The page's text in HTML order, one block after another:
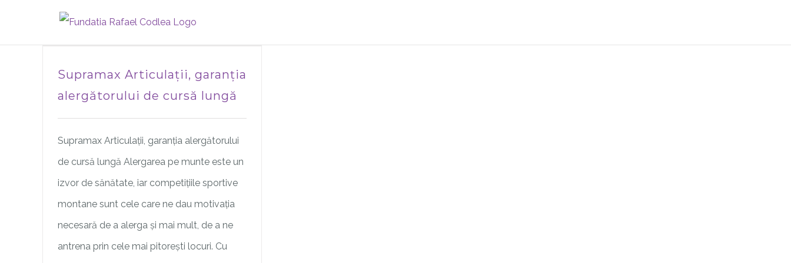
garanția alergătorului de
Supramax Articulații, garanția
alergătorului de cursă lungă
Supramax Articulații, garanția alergătorului
de cursă lungă Alergarea pe munte este un
izvor de sănătate, iar competițiile sportive
montane sunt cele care ne dau motivația
necesară de a alerga și mai mult, de a ne
antrena prin cele mai pitorești locuri. Cu